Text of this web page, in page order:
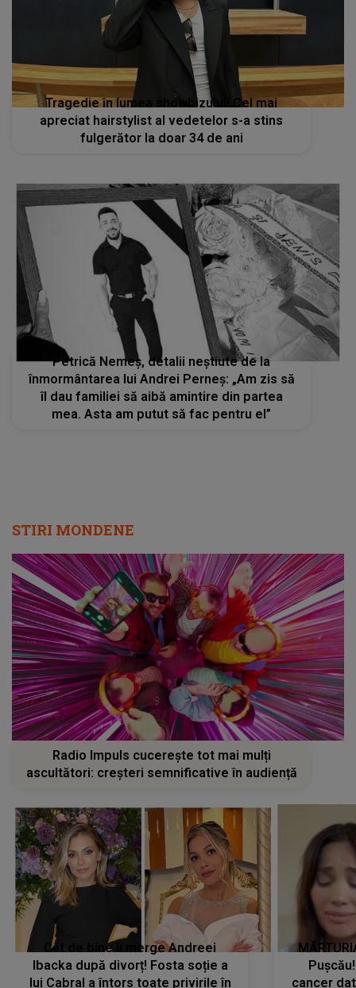
Tragedie în lumea showbizului! Cel mai
apreciat hairstylist al vedetelor s-a stins
fulgerător la doar 34 de ani
Petrică Nemeș, detalii neștiute de la
înmormântarea lui Andrei Perneș: „Am zis să
îl dau familiei să aibă amintire din partea
mea. Asta am putut să fac pentru el”
STIRI MONDENE
Radio Impuls cucerește tot mai mulți
ascultători: creșteri semnificative în audiență
Cât de bine îi merge Andreei
Ibacka după divorț! Fosta soție a
lui Cabral a întors toate privirile în
cancer